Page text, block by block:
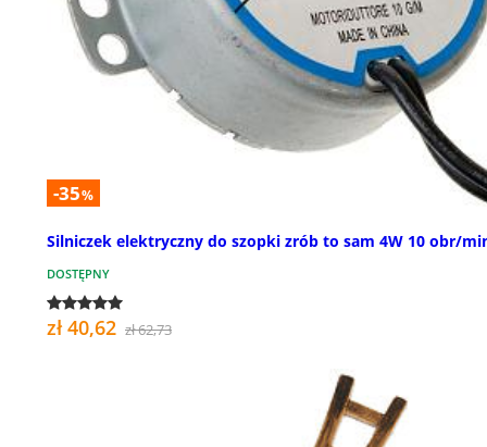
-35%
Silniczek elektryczny do szopki zrób to sam 4W 10 obr/
DOSTĘPNY
zł 40,62 zł 62,73